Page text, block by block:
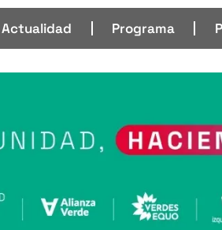
Actualidad Programa